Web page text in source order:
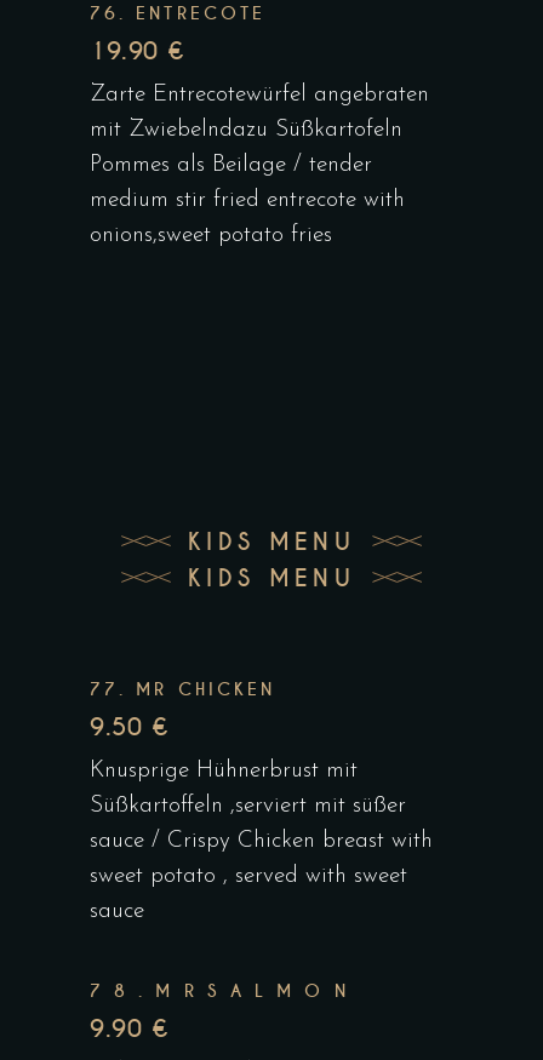
76. ENTRECOTE
19.90 €
Zarte Entrecotewürfel angebraten
mit Zwiebelndazu Süßkartofeln
Pommes als Beilage / tender
medium stir fried entrecote with
onions,sweet potato fries
KIDS MENU
KIDS MENU
77. MR CHICKEN
9.50 €
Knusprige Hühnerbrust mit
Süßkartoffeln ,serviert mit süßer
sauce / Crispy Chicken breast with
sweet potato , served with sweet
sauce
7 8 . M R S A L M O N
9.90 €